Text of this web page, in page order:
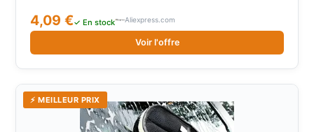
4,09 €✓ En stock Aliexpress.com
Voir l'offre
⚡ MEILLEUR PRIX